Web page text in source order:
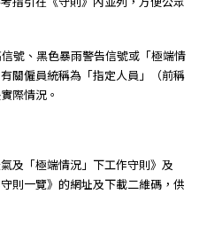
號、黑色暴雨警告信號或「極端情
關僱員統稱為「指定人員」（前稱
際情況。
及「極端情況」下工作守則》及
則一覽》的網址及下載二維碼，供